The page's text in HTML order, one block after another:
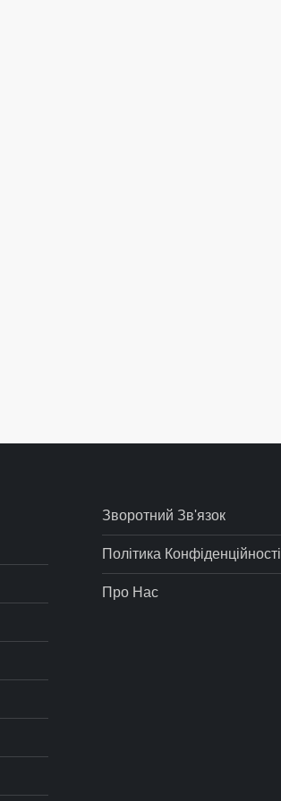
Зворотний Зв'язок
Політика Конфіденційності
Про Нас